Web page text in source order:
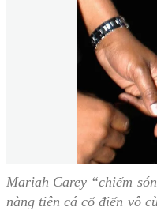
Mariah Carey “chiếm
nàng tiên cá cổ điển vô